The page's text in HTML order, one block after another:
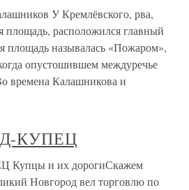
У Кремлёвского, рва,
площадь, расположился главный
площадь называлась «Пожаром»,
опустошившем междуречье
времена Калашникова и
КУПЕЦ
Купцы и их дорогиСкажем
Новгород вел торговлю по